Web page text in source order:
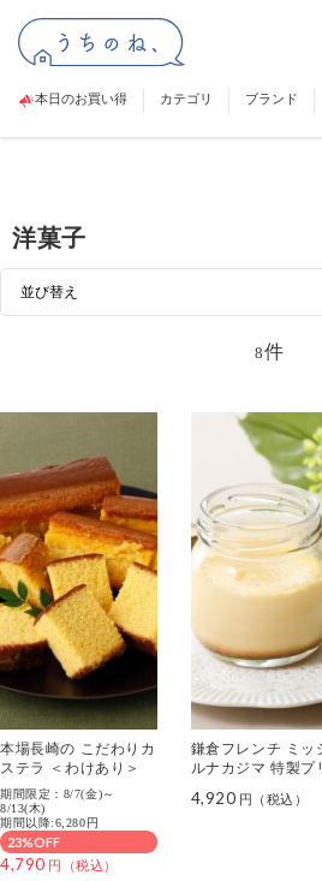
本日のお買い得 カテゴリ ブランド
洋菓子
8件
本場長崎の こだわりカ
ステラ ＜わけあり＞
期間限定：8/7(金)～
8/13(木)
期間以降:6,280円
23%OFF
4,790
鎌倉フレンチ ミッ
ルナカジマ 特製プ
4,920